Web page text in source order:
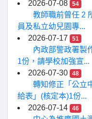
2026-07-08
54
教師職前曾任 2
員及私立幼兒園專...
2026-07-17
51
內政部警政署製
1份，請學校加強宣...
2026-07-30
48
轉知修正「公立
給表」(核定本)1份...
2026-07-14
46